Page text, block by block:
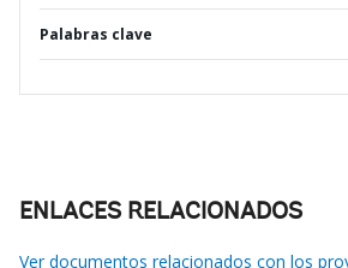
Palabras clave
ENLACES RELACIONADOS
Ver documentos relacionados con los